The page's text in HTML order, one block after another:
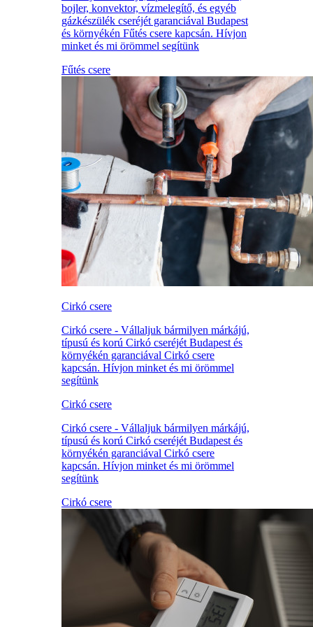
bojler, konvektor, vízmelegítő, és egyéb
gázkészülék cseréjét garanciával Budapest
és környékén Fűtés csere kapcsán. Hívjon
minket és mi örömmel segítünk
Fűtés csere
Cirkó csere
Cirkó csere - Vállaljuk bármilyen márkájú,
típusú és korú Cirkó cseréjét Budapest és
környékén garanciával Cirkó csere
kapcsán. Hívjon minket és mi örömmel
segítünk
Cirkó csere
Cirkó csere - Vállaljuk bármilyen márkájú,
típusú és korú Cirkó cseréjét Budapest és
környékén garanciával Cirkó csere
kapcsán. Hívjon minket és mi örömmel
segítünk
Cirkó csere